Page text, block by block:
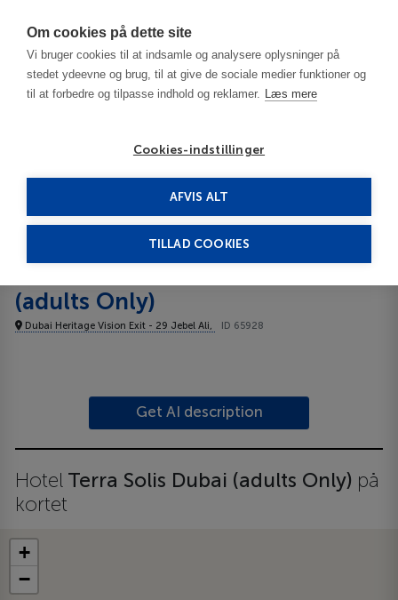
Om cookies på dette site
Vi bruger cookies til at indsamle og analysere oplysninger på
stedet ydeevne og brug, til at give de sociale medier funktioner og
til at forbedre og tilpasse indhold og reklamer. Læs mere
Cookies-indstillinger
AFVIS ALT
TILLAD COOKIES
De Forenede Arabiske Emirater
Terra Solis Dubai (adults Only) 5*****
(adults Only)
Dubai Heritage Vision Exit - 29 Jebel Ali, ID 65928
Get AI description
Hotel Terra Solis Dubai (adults Only) på
kortet
+
−